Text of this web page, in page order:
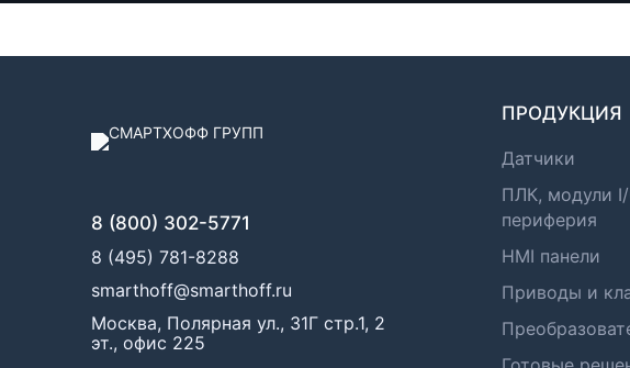
8 (800) 302-5771
8 (495) 781-8288
smarthoff@smarthoff.ru
Москва, Полярная ул., 31Г стр.1, 2
эт., офис 225
ПРОДУКЦИЯ
Датчики
ПЛК, модули
периферия
HMI панели
Приводы и